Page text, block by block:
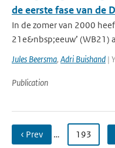
de eerste fase van de
In de zomer van 2000
21e&nbsp;eeuw’ (WB21)
Jules Beersma, Adri Buishand |
Publication
‹ Prev … 193